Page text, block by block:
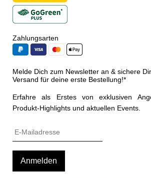
Zahlungsarten
Melde Dich zum Newsletter an & sichere
Versand für deine erste Bestellung!*
Erfahre als Erstes von exklusiven
Produkt-Highlights und aktuellen Events.